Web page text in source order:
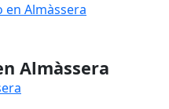
en Almàssera
Almàssera